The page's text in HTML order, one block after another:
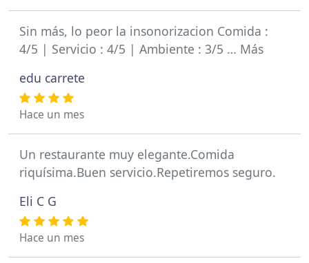
Sin más, lo peor la insonorizacion Comida :
4/5 | Servicio : 4/5 | Ambiente : 3/5 … Más
edu carrete
Hace un mes
Un restaurante muy elegante.Comida
riquísima.Buen servicio.Repetiremos seguro.
Eli C G
Hace un mes